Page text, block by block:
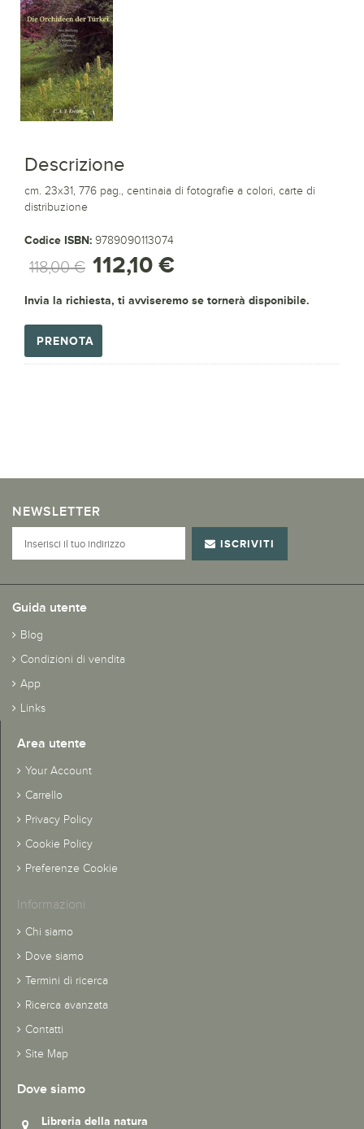
Descrizione
cm. 23x31, 776 pag., centinaia di fotografie a colori, carte di
distribuzione
Codice ISBN: 9789090113074
118,00 € 112,10 €
Invia la richiesta, ti avviseremo se tornerà disponibile.
PRENOTA
NEWSLETTER
ISCRIVITI
Guida utente
Blog
Condizioni di vendita
App
Links
Area utente
Your Account
Carrello
Privacy Policy
Cookie Policy
Preferenze Cookie
Informazioni
Chi siamo
Dove siamo
Termini di ricerca
Ricerca avanzata
Contatti
Site Map
Dove siamo
Libreria della natura